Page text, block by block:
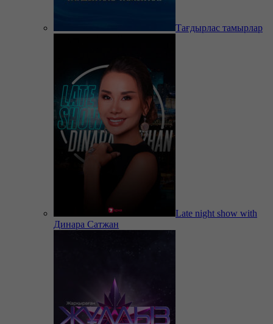
Тағдырлас тамырлар
Late night show with
Динара Сатжан